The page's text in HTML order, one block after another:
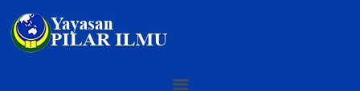
content
Menu